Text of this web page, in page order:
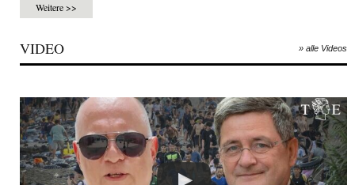
Weitere >>
VIDEO » alle Videos